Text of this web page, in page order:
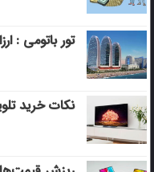
تور باتومی :
نکات خرید